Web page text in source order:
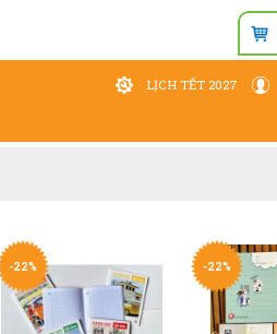
LỊCH TẾT 2027
-22% -22%